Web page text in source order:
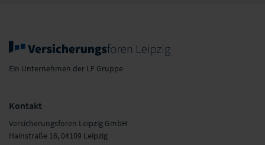
Ein Unternehmen der LF Gruppe
Kontakt
Versicherungsforen Leipzig GmbH
Hainstraße 16, 04109 Leipzig